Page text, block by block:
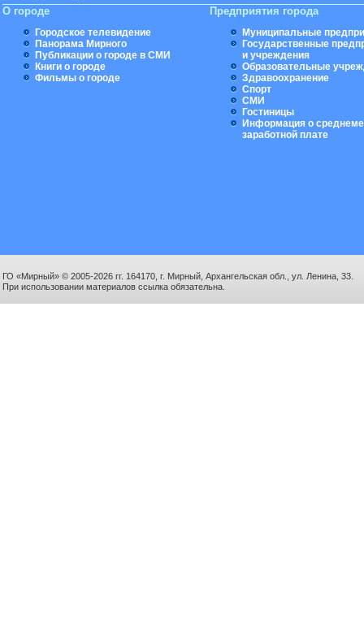
О городе
Городское телевидение
Панорама Мирного
Публикации о городе в СМИ
Книги о городе
Фильмы о городе
Предприятия города
Муниципальные
Государственные
и учреждения
Образовательные
Здравоохранение
Спорт
СМИ
Гостиницы
Информация о
заработной плате
ГО «Мирный» © 2005-2026 гг. 164170, г. Мирный, Архангельская обл., ул. Ленина, 33.
При использовании материалов ссылка обязательна.